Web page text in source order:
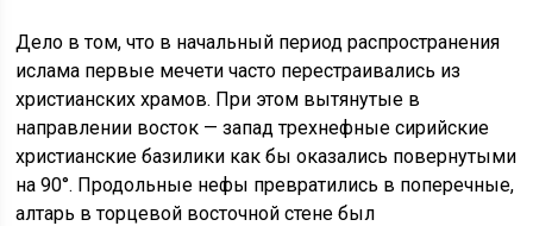
Дело в том, что в начальный период распространения
ислама первые мечети часто перестраивались из
христианских храмов. При этом вытянутые в
направлении восток — запад трехнефные сирийские
христианские базилики как бы оказались повернутыми
на 90°. Продольные нефы превратились в поперечные,
алтарь в торцевой восточной стене был